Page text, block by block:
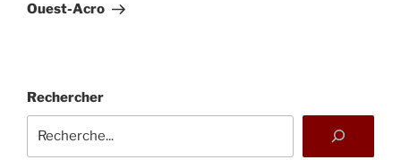
Ouest-Acro
Rechercher